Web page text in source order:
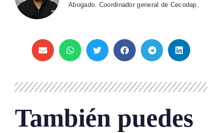
Abogado. Coordinador general de Cecodap.
También puedes